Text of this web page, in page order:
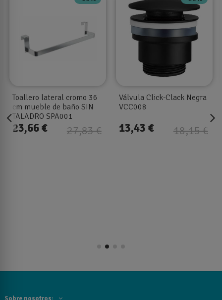
Toallero lateral cromo 36
cm mueble de baño SIN
TALADRO SPA001
27,83 €
23,66 €
Válvula Click-Clack Negra
VCC008
18,15 €
13,43 €